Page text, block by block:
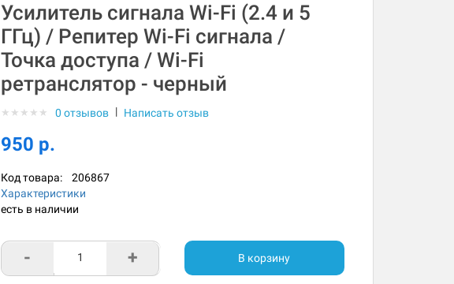
Усилитель сигнала Wi-Fi (2.4 и 5
ГГц) / Репитер Wi-Fi сигнала /
Точка доступа / Wi-Fi
ретранслятор - черный
★ ★ ★ ★ ★ 0 отзывов | Написать отзыв
950 р.
Код товара: 206867
Характеристики
есть в наличии
- + В корзину